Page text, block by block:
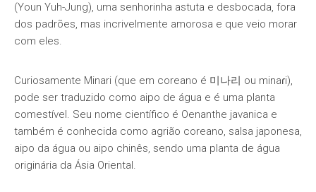
(Youn Yuh-Jung), uma senhorinha astuta e desbocada, fora
dos padrões, mas incrivelmente amorosa e que veio morar
com eles.
Curiosamente Minari (que em coreano é 미나리 ou minaɾi),
pode ser traduzido como aipo de água e é uma planta
comestível. Seu nome científico é Oenanthe javanica e
também é conhecida como agrião coreano, salsa japonesa,
aipo da água ou aipo chinês, sendo uma planta de água
originária da Ásia Oriental.